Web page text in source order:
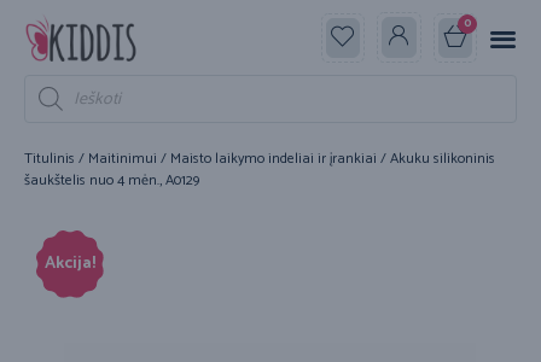
0
Titulinis / Maitinimui / Maisto laikymo indeliai ir įrankiai / Akuku silikoninis
šaukštelis nuo 4 mėn., A0129
Akcija!